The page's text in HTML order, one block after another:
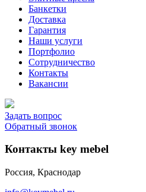
Банкетки
Доставка
Гарантия
Наши услуги
Портфолио
Сотрудничество
Контакты
Вакансии
Задать вопрос
Обратный звонок
Контакты key mebel
Россия, Краснодар